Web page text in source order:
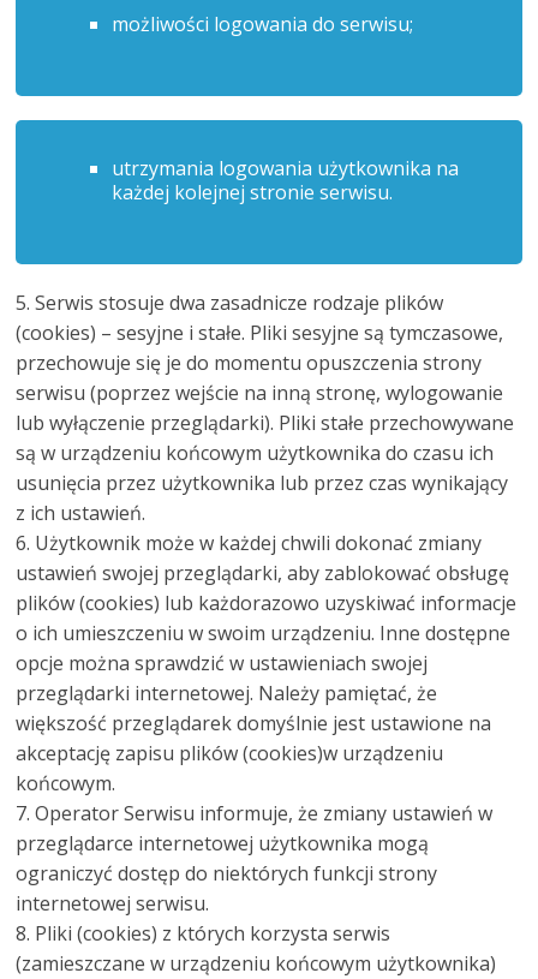
możliwości logowania do serwisu;
utrzymania logowania użytkownika na
każdej kolejnej stronie serwisu.
5. Serwis stosuje dwa zasadnicze rodzaje plików
(cookies) – sesyjne i stałe. Pliki sesyjne są tymczasowe,
przechowuje się je do momentu opuszczenia strony
serwisu (poprzez wejście na inną stronę, wylogowanie
lub wyłączenie przeglądarki). Pliki stałe przechowywane
są w urządzeniu końcowym użytkownika do czasu ich
usunięcia przez użytkownika lub przez czas wynikający
z ich ustawień.
6. Użytkownik może w każdej chwili dokonać zmiany
ustawień swojej przeglądarki, aby zablokować obsługę
plików (cookies) lub każdorazowo uzyskiwać informacje
o ich umieszczeniu w swoim urządzeniu. Inne dostępne
opcje można sprawdzić w ustawieniach swojej
przeglądarki internetowej. Należy pamiętać, że
większość przeglądarek domyślnie jest ustawione na
akceptację zapisu plików (cookies)w urządzeniu
końcowym.
7. Operator Serwisu informuje, że zmiany ustawień w
przeglądarce internetowej użytkownika mogą
ograniczyć dostęp do niektórych funkcji strony
internetowej serwisu.
8. Pliki (cookies) z których korzysta serwis
(zamieszczane w urządzeniu końcowym użytkownika)